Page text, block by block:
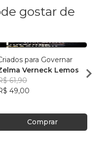
gostar de
para Governar
Verneck Lemos
61,90
49,00
Comprar
R$